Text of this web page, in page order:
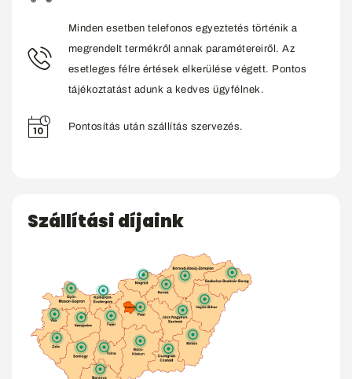
Minden esetben telefonos egyeztetés történik a
megrendelt termékről annak paramétereiről. Az
esetleges félre értések elkerülése végett. Pontos
tájékoztatást adunk a kedves ügyfélnek.
Pontosítás után szállítás szervezés.
Szállítási díjaink